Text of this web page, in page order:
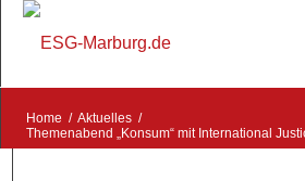
Home / Aktuelles /
Themenabend „Konsum“ mit International